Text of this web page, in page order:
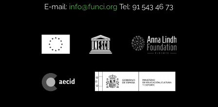
E-mail: info@funci.org Tel: 91 543 46 73